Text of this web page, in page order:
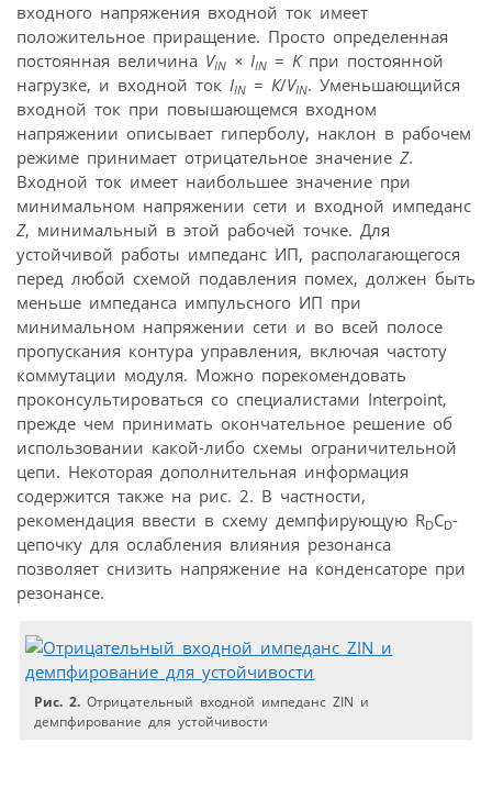
входного напряжения входной ток имеет
положительное приращение. Просто определенная
постоянная величина VIN × IIN = Kпри постоянной
нагрузке, и входной ток IIN = К/VIN. Уменьшающийся
входной ток при повышающемся входном
напряжении описывает гиперболу, наклон в рабочем
режиме принимает отрицательное значение Z.
Входной ток имеет наибольшее значение при
минимальном напряжении сети и входной импеданс
Z, минимальный в этой рабочей точке. Для
устойчивой работы импеданс ИП, располагающегося
перед любой схемой подавления помех, должен быть
меньше импеданса импульсного ИП при
минимальном напряжении сети и во всей полосе
пропускания контура управления, включая частоту
коммутации модуля. Можно порекомендовать
проконсультироваться со специалистами Interpoint,
прежде чем принимать окончательное решение об
использовании какой-либо схемы ограничительной
цепи. Некоторая дополнительная информация
содержится также на рис. 2. В частности,
рекомендация ввести в схему демпфирующую RDCD-
цепочку для ослабления влияния резонанса
позволяет снизить напряжение на конденсаторе при
резонансе.
Рис. 2. Отрицательный входной импеданс ZIN и
демпфирование для устойчивости